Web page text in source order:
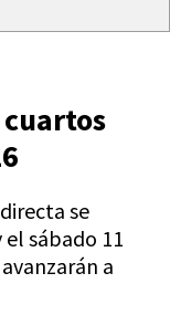
se
sábado 11
a